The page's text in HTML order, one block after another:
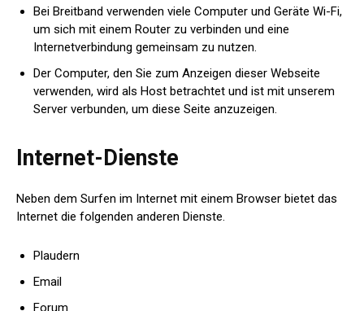
Bei Breitband verwenden viele Computer und Geräte Wi-Fi,
um sich mit einem Router zu verbinden und eine
Internetverbindung gemeinsam zu nutzen.
Der Computer, den Sie zum Anzeigen dieser Webseite
verwenden, wird als Host betrachtet und ist mit unserem
Server verbunden, um diese Seite anzuzeigen.
Internet-Dienste
Neben dem Surfen im Internet mit einem Browser bietet das
Internet die folgenden anderen Dienste.
Plaudern
Email
Forum